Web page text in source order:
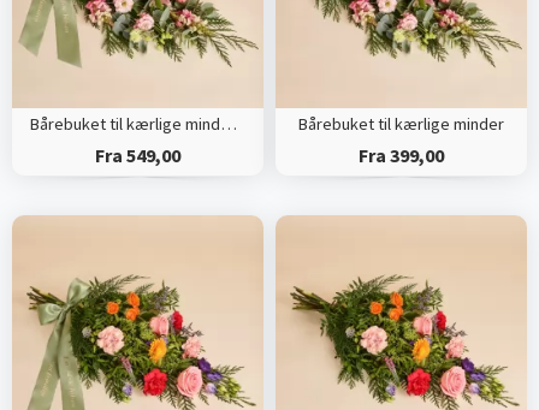
Bårebuket til kærlige minder med bånd
Fra 549,00
Bårebuket til kærlige minder
Fra 399,00